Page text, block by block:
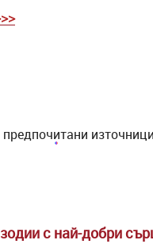
с най-добри